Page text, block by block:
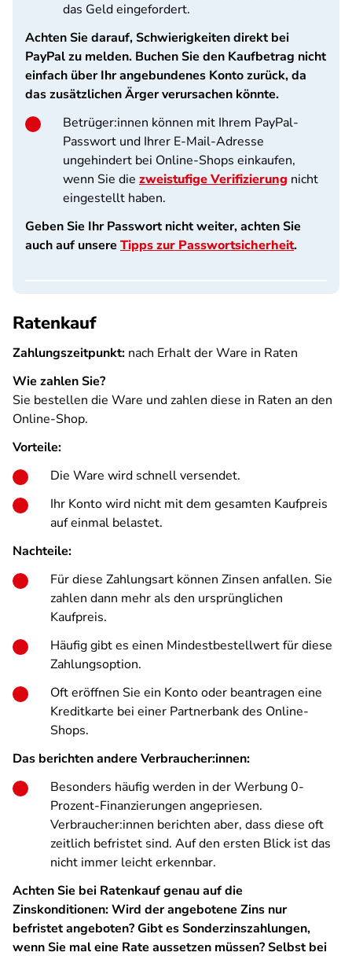
das Geld eingefordert.
Achten Sie darauf, Schwierigkeiten direkt bei
PayPal zu melden. Buchen Sie den Kaufbetrag nicht
einfach über Ihr angebundenes Konto zurück, da
das zusätzlichen Ärger verursachen könnte.
Betrüger:innen können mit Ihrem PayPal-
Passwort und Ihrer E-Mail-Adresse
ungehindert bei Online-Shops einkaufen,
wenn Sie die zweistufige Verifizierung nicht
eingestellt haben.
Geben Sie Ihr Passwort nicht weiter, achten Sie
auch auf unsere Tipps zur Passwortsicherheit.
Ratenkauf
Zahlungszeitpunkt: nach Erhalt der Ware in Raten
Wie zahlen Sie?
Sie bestellen die Ware und zahlen diese in Raten an den
Online-Shop.
Vorteile:
Die Ware wird schnell versendet.
Ihr Konto wird nicht mit dem gesamten Kaufpreis
auf einmal belastet.
Nachteile:
Für diese Zahlungsart können Zinsen anfallen. Sie
zahlen dann mehr als den ursprünglichen
Kaufpreis.
Häufig gibt es einen Mindestbestellwert für diese
Zahlungsoption.
Oft eröffnen Sie ein Konto oder beantragen eine
Kreditkarte bei einer Partnerbank des Online-
Shops.
Das berichten andere Verbraucher:innen:
Besonders häufig werden in der Werbung 0-
Prozent-Finanzierungen angepriesen.
Verbraucher:innen berichten aber, dass diese oft
zeitlich befristet sind. Auf den ersten Blick ist das
nicht immer leicht erkennbar.
Achten Sie bei Ratenkauf genau auf die
Zinskonditionen: Wird der angebotene Zins nur
befristet angeboten? Gibt es Sonderzinszahlungen,
wenn Sie mal eine Rate aussetzen müssen? Selbst bei